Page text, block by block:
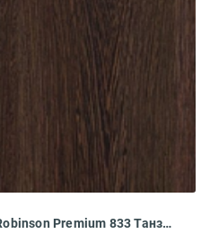
504035030 Ламинат Tarkett Robinson Premium 833 Танзанский Венге